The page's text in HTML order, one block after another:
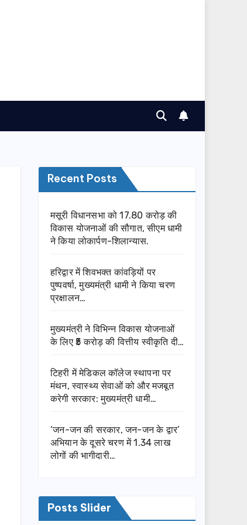
Recent Posts
मसूरी विधानसभा को 17.80 करोड़ की
विकास योजनाओं की सौगात, सीएम धामी
ने किया लोकार्पण-शिलान्यास.
हरिद्वार में शिवभक्त कांवड़ियों पर
पुष्पवर्षा, मुख्यमंत्री धामी ने किया चरण
प्रक्षालन…
मुख्यमंत्री ने विभिन्न विकास योजनाओं
के लिए ₹5 करोड़ की वित्तीय स्वीकृति दी…
टिहरी में मेडिकल कॉलेज स्थापना पर
मंथन, स्वास्थ्य सेवाओं को और मजबूत
करेगी सरकार: मुख्यमंत्री धामी…
‘जन-जन की सरकार, जन-जन के द्वार’
अभियान के दूसरे चरण में 1.34 लाख
लोगों की भागीदारी…
Posts Slider